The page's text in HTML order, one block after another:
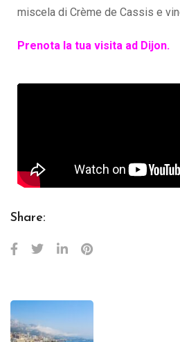
miscela di Crème de Cassis e
Prenota la tua visita ad Dijon.
Share: